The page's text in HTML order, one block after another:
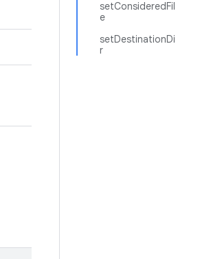
setConsideredFil
e
setDestinationDi
r